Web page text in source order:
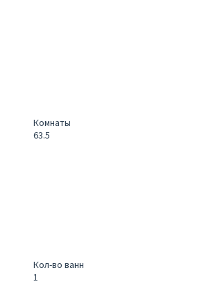
Комнаты
63.5
Кол-во ванн
1